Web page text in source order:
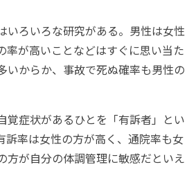
いろいろな研究がある。男性は女性
率が高いことなどはすぐに思い当た
いからか、事故で死ぬ確率も男性の
覚症状があるひとを「有訴者」とい
訴率は女性の方が高く、通院率も女
方が自分の体調管理に敏感だといえ